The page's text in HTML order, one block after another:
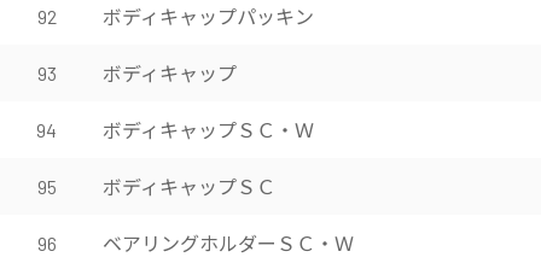
92 ボディキャップパッキン
93 ボディキャップ
94 ボディキャップＳＣ・Ｗ
95 ボディキャップＳＣ
96 ベアリングホルダーＳＣ・Ｗ